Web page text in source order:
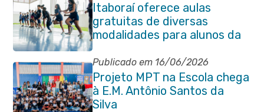
Itaboraí oferece aulas
gratuitas de diversas
modalidades para alunos da
rede municipal de ensino
Publicado em 16/06/2026
Projeto MPT na Escola chega
à E.M. Antônio Santos da
Silva